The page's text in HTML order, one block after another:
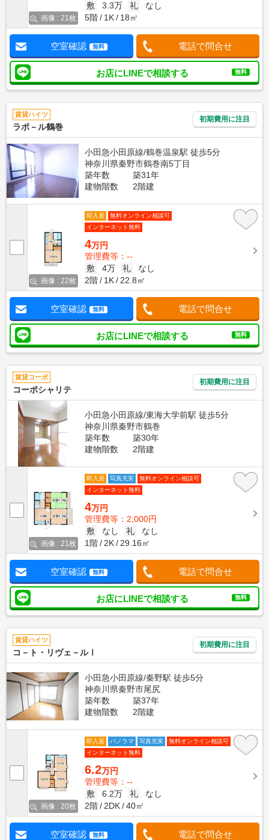
画像 : 21枚
敷
3.3万 礼
なし
5階
1K 18㎡
空室確認 無料 電話で問合せ
お店にLINEで相談する 無料
賃貸ハイツ
ラポ－ル鶴巻
初期費用に注目
小田急小田原線/鶴巻温泉駅 徒歩5分
神奈川県秦野市鶴巻南5丁目
築年数
築31年
建物階数
2階建
画像 : 22枚
即入居
無料オンライン相談可
インターネット無料
4万円
管理費等：--
敷
4万 礼
なし
2階
1K 22.8㎡
空室確認 無料 電話で問合せ
お店にLINEで相談する 無料
賃貸コーポ
コーポシャリテ
初期費用に注目
小田急小田原線/東海大学前駅 徒歩5分
神奈川県秦野市鶴巻
築年数
築30年
建物階数
2階建
画像 : 21枚
即入居 写真充実
無料オンライン相談可
インターネット無料
4万円
管理費等：2,000円
敷
なし 礼
なし
1階
2K 29.16㎡
空室確認 無料 電話で問合せ
お店にLINEで相談する 無料
賃貸ハイツ
コ－ト・リヴェ－ルⅠ
初期費用に注目
小田急小田原線/秦野駅 徒歩5分
神奈川県秦野市尾尻
築年数
築37年
建物階数
2階建
画像 : 20枚
即入居 パノラマ 写真充実
無料オンライン相談可
インターネット無料
6.2万円
管理費等：--
敷
6.2万 礼
なし
2階
2DK 40㎡
空室確認 無料 電話で問合せ